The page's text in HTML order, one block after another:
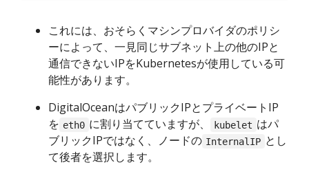
これには、おそらくマシンプロバイダのポリシ
ーによって、一見同じサブネット上の他のIPと
通信できないIPをKubernetesが使用している可
能性があります。
DigitalOceanはパブリックIPとプライベートIP
を eth0 に割り当てていますが、 kubelet はパ
ブリックIPではなく、ノードの InternalIP とし
て後者を選択します。